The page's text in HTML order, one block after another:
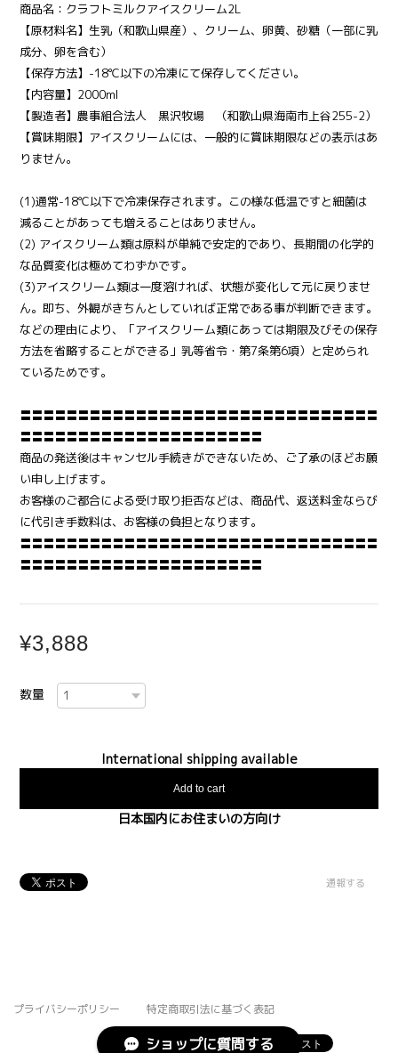
¥3,888
数量
International shipping available
Add to cart
日本国内にお住まいの方向け
通報する
商品名：クラフトミルクアイスクリーム2L
【原材料名】生乳（和歌山県産）、クリーム、卵黄、砂糖（一部に乳
成分、卵を含む）
【保存方法】-18℃以下の冷凍にて保存してください。
【内容量】2000ml
【製造者】農事組合法人 黒沢牧場 （和歌山県海南市上谷255-2）
【賞味期限】アイスクリームには、一般的に賞味期限などの表示はあ
りません。
(1)通常-18℃以下で冷凍保存されます。この様な低温ですと細菌は
減ることがあっても増えることはありません。
(2) アイスクリーム類は原料が単純で安定的であり、長期間の化学的
な品質変化は極めてわずかです。
(3)アイスクリーム類は一度溶ければ、状態が変化して元に戻りませ
ん。即ち、外観がきちんとしていれば正常である事が判断できます。
などの理由により、「アイスクリーム類にあっては期限及びその保存
方法を省略することができる」乳等省令・第7条第6項）と定められ
ているためです。
〓〓〓〓〓〓〓〓〓〓〓〓〓〓〓〓〓〓〓〓〓〓〓〓〓〓〓〓〓〓〓
〓〓〓〓〓〓〓〓〓〓〓〓〓〓〓〓〓〓〓〓〓
商品の発送後はキャンセル手続きができないため、ご了承のほどお願
い申し上げます。
お客様のご都合による受け取り拒否などは、商品代、返送料金ならび
に代引き手数料は、お客様の負担となります。
〓〓〓〓〓〓〓〓〓〓〓〓〓〓〓〓〓〓〓〓〓〓〓〓〓〓〓〓〓〓〓
〓〓〓〓〓〓〓〓〓〓〓〓〓〓〓〓〓〓〓〓〓
プライバシーポリシー 特定商取引法に基づく表記
ショップに質問する